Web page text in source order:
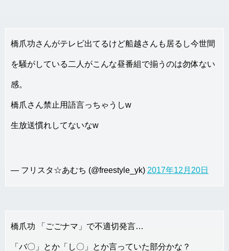
橋爪功さんがテレビ出てるけど船越さんも居るし今世間
を騒がしている二人がこんな昼番組で揃うのは勿体ない
感。
橋爪さん禁止用語言っちゃうしw
生放送慣れしてないなw
— フリスタ☆あむち (@freestyle_yk) 2017年12月20日
橋爪功 「ごごナマ」で不適切発言…
「バ〇」とか「し〇」とか言っていた部分かな？